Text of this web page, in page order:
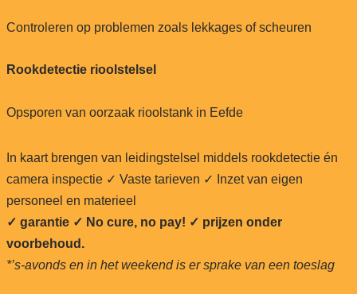
Controleren op problemen zoals lekkages of scheuren
Rookdetectie rioolstelsel
Opsporen van oorzaak rioolstank in Eefde
In kaart brengen van leidingstelsel middels rookdetectie én
camera inspectie ✓ Vaste tarieven ✓ Inzet van eigen
personeel en materieel
✓ garantie ✓ No cure, no pay! ✓ prijzen onder
voorbehoud.
*’s-avonds en in het weekend is er sprake van een toeslag